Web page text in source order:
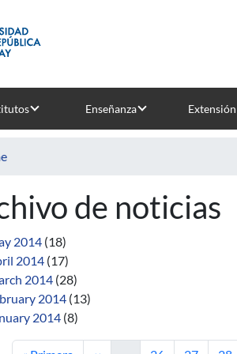
Enseñanza Extensión
de noticias
2014 (18)
2014 (17)
2014 (28)
2014 (13)
2014 (8)